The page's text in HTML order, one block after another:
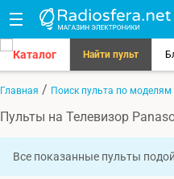
Каталог Найти пульт
Главная / Поиск пульта по
Пульты на Телевизор
Все показанные пульты